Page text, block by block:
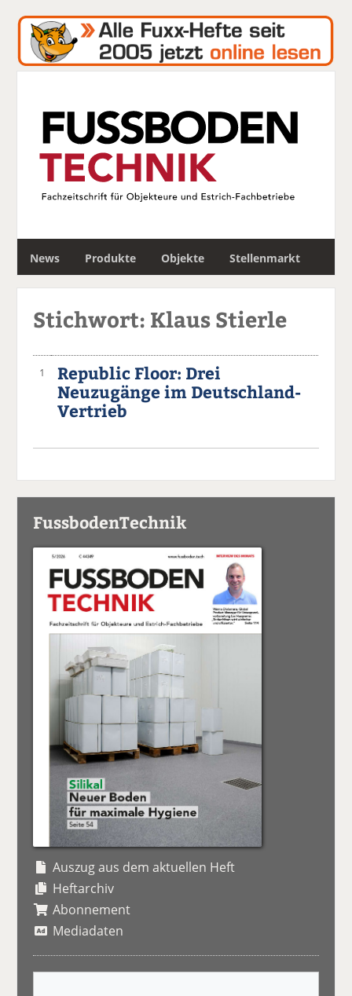
News Produkte Objekte Stellenmarkt
c
Stichwort: Klaus Stierle
1
Republic Floor: Drei
Neuzugänge im Deutschland-
Vertrieb
FussbodenTechnik
Auszug aus dem aktuellen Heft
Heftarchiv
Abonnement
Mediadaten